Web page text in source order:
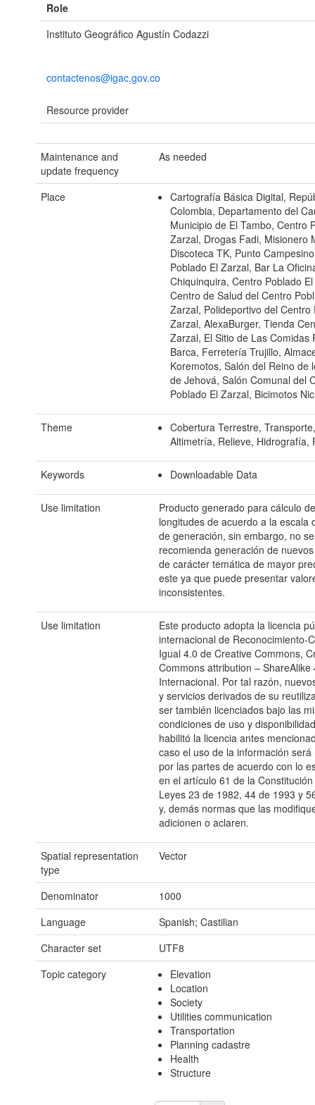
Role
Instituto Geográfico Agustín Codazzi
contactenos@igac.gov.co
Resource provider
Maintenance and
update frequency
As needed
Place
Cartografía Básica Digital,
Colombia, Departamento del
Municipio de El Tambo, Centro
Zarzal, Drogas Fadi, Misionero
Discoteca TK, Punto
Poblado El Zarzal, Bar La
Chiquinquira, Centro Poblado
Centro de Salud del Centro
Zarzal, Polideportivo del Centro
Zarzal, AlexaBurger, Tienda
Zarzal, El Sitio de Las Comidas
Barca, Ferretería Trujillo,
Koremotos, Salón del Reino de
de Jehová, Salón Comunal del
Poblado El Zarzal, Bicimotos
Theme
Cobertura Terrestre,
Altimetría, Relieve, Hidrografía,
Keywords Downloadable Data
Use limitation
Producto generado para cálculo
longitudes de acuerdo a la escala
de generación, sin embargo, no se
recomienda generación de
de carácter temática de mayor
este ya que puede presentar
inconsistentes.
Use limitation
Este producto adopta la licencia
internacional de Reconocimiento-
Igual 4.0 de Creative Commons,
Commons attribution – ShareAlike
Internacional. Por tal razón,
y servicios derivados de su
ser también licenciados bajo las
condiciones de uso y
habilitó la licencia antes
caso el uso de la información será
por las partes de acuerdo con lo
en el artículo 61 de la
Leyes 23 de 1982, 44 de 1993 y
y, demás normas que las
adicionen o aclaren.
Spatial representation
type
Vector
Denominator
1000
Language
Spanish; Castilian
Character set
UTF8
Topic category
Elevation
Location
Society
Utilities communication
Transportation
Planning cadastre
Health
Structure